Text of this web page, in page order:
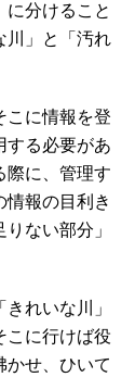
分けること
川」と「汚れ
に情報を登
する必要があ
際に、管理す
情報の目利き
ない部分」
れいな川」
こに行けば役
かせ、ひいて